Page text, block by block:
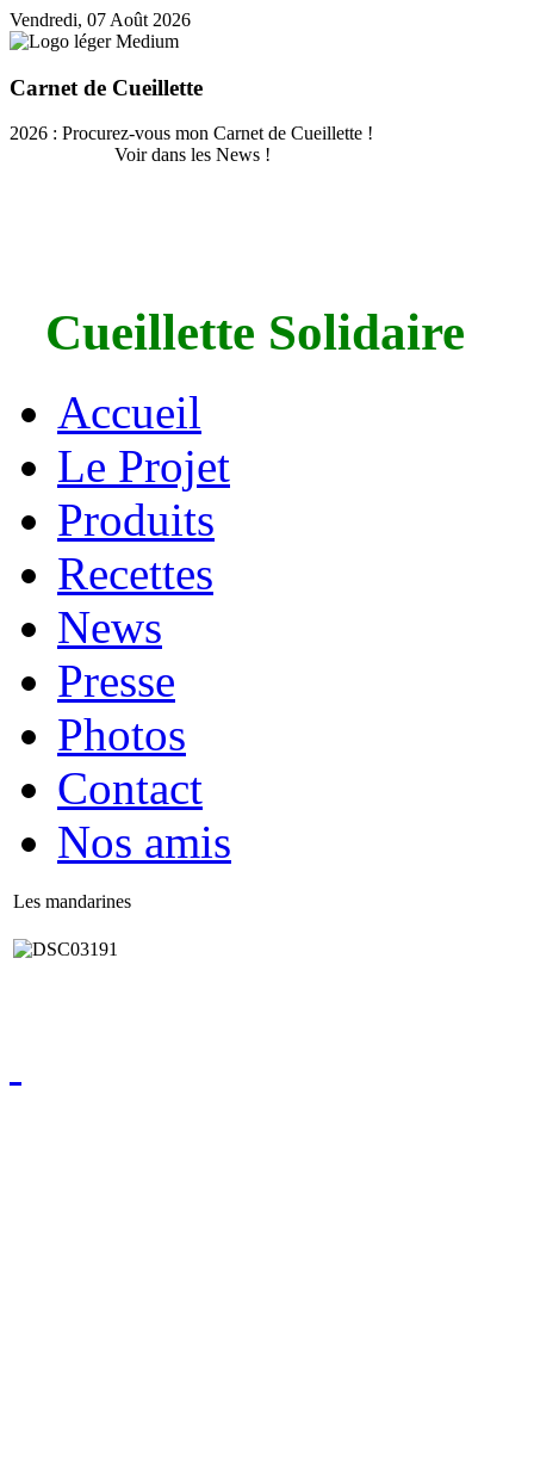
Vendredi, 07 Août 2026
Carnet de Cueillette
2026 : Procurez-vous mon Carnet de Cueillette !
Voir dans les News !
Cueillette Solidaire
Accueil
Le Projet
Produits
Recettes
News
Presse
Photos
Contact
Nos amis
Les mandarines